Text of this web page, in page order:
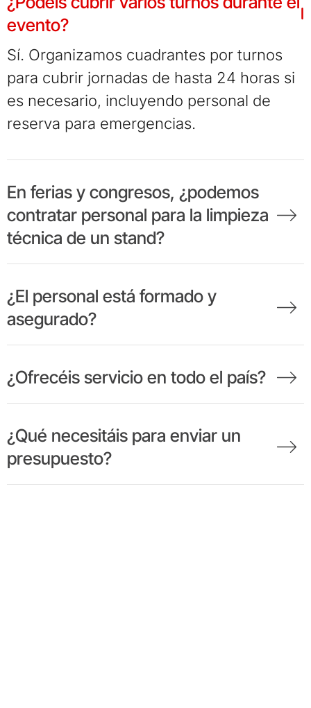
evento?
Sí. Organizamos cuadrantes por turnos
para cubrir jornadas de hasta 24 horas si
es necesario, incluyendo personal de
reserva para emergencias.
En ferias y congresos, ¿podemos
contratar personal para la limpieza
técnica de un stand?
¿El personal está formado y
asegurado?
¿Ofrecéis servicio en todo el país?
¿Qué necesitáis para enviar un
presupuesto?